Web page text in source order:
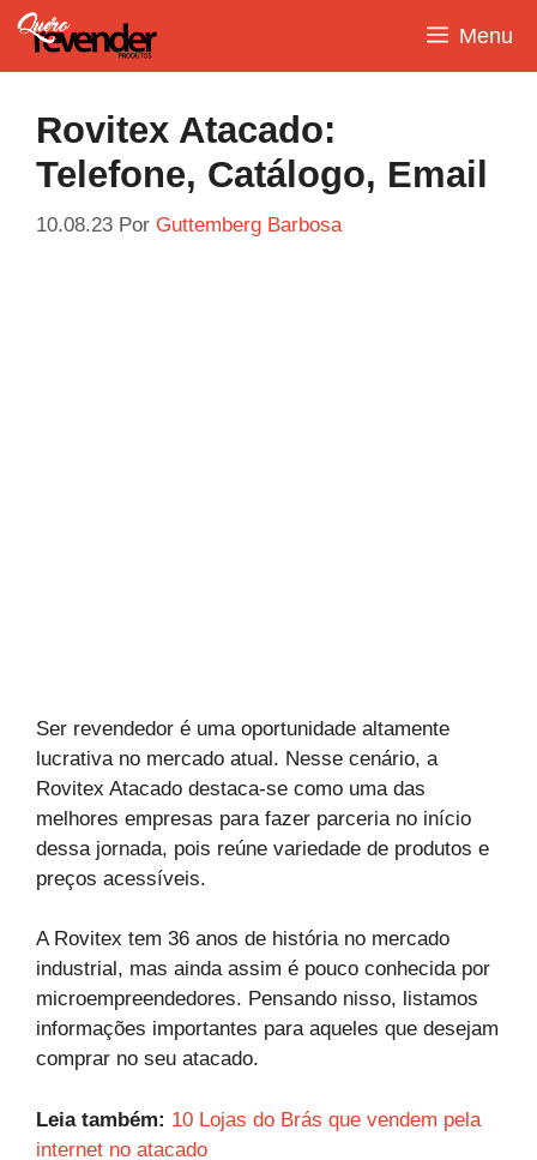
Pular
para
o
Menu
Rovitex Atacado:
Telefone, Catálogo, Email
10.08.23 Por Guttemberg Barbosa
Ser revendedor é uma oportunidade altamente
lucrativa no mercado atual. Nesse cenário, a
Rovitex Atacado destaca-se como uma das
melhores empresas para fazer parceria no início
dessa jornada, pois reúne variedade de produtos e
preços acessíveis.
A Rovitex tem 36 anos de história no mercado
industrial, mas ainda assim é pouco conhecida por
microempreendedores. Pensando nisso, listamos
informações importantes para aqueles que desejam
comprar no seu atacado.
Leia também: 10 Lojas do Brás que vendem pela
internet no atacado